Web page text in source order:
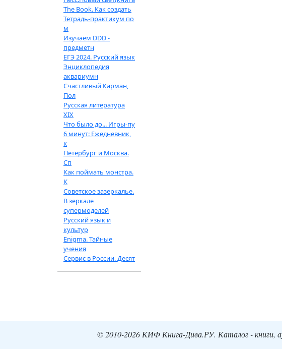
The Book. Как создать
Тетрадь-практикум по
м
Изучаем DDD -
предметн
ЕГЭ 2024. Русский язык
Энциклопедия
аквариумн
Счастливый Карман,
Пол
Русская литература
XIX
Что было до... Игры-пу
6 минут: Ежедневник,
к
Петербург и Москва.
Сп
Как поймать монстра.
К
Советское зазеркалье.
В зеркале
супермоделей
Русский язык и
культур
Enigma. Тайные
учения
Сервис в России. Десят
© 2010-2026 КИФ Книга-Дива.РУ. Каталог - книги,